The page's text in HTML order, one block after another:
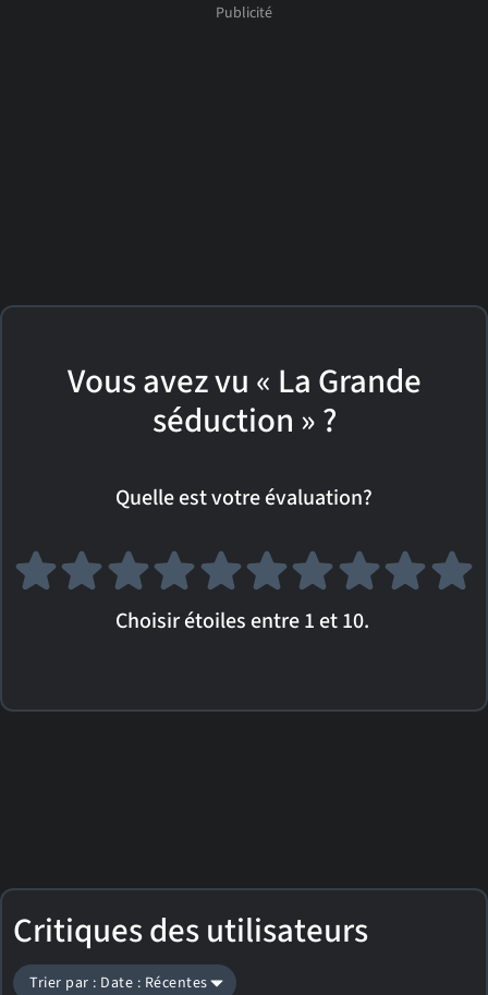
Vous avez vu « La Grande
séduction » ?
Quelle est votre évaluation?
Choisir étoiles entre 1 et 10.
Critiques des utilisateurs
Trier par : Date : Récentes